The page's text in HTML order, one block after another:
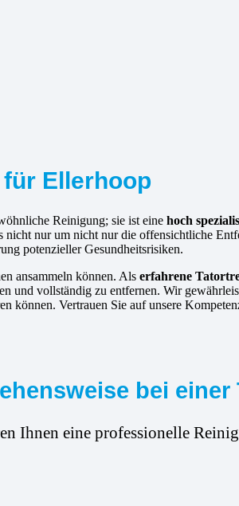
Ellerhoop
Reinigung; sie ist eine hoch
nur um nicht nur die offensichtliche
potenzieller Gesundheitsrisiken.
ansammeln können. Als erfahrene
und vollständig zu entfernen. Wir
können. Vertrauen Sie auf unsere
bei
Ihnen eine professionelle